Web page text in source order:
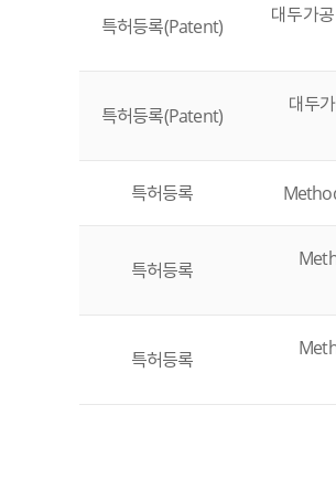
특허등록(Patent)
대두가
특허등록(Patent)
대두
특허등록
특허등록
특허등록